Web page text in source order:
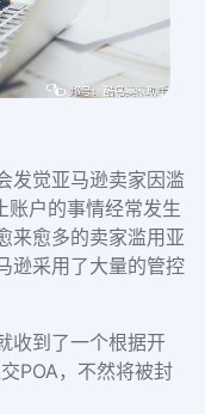
发觉亚马逊卖家因滥
账户的事情经常发生
来愈多的卖家滥用亚
逊采用了大量的管控
收到了一个根据开
POA，不然将被封